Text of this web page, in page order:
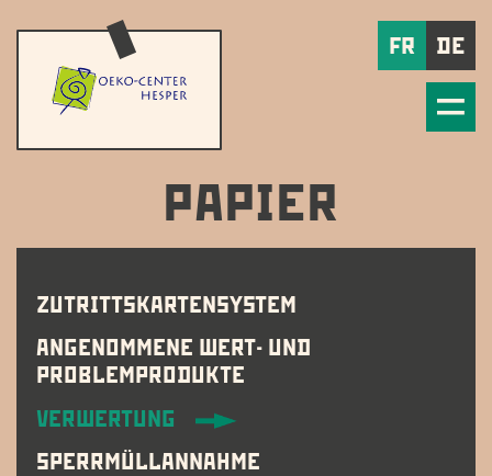
FR DE
PAPIER
ZUTRITTSKARTENSYSTEM
ANGENOMMENE WERT- UND
PROBLEMPRODUKTE
VERWERTUNG
SPERRMÜLLANNAHME